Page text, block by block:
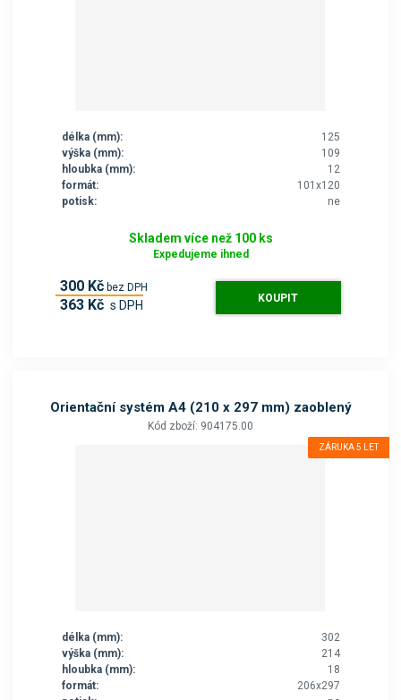
délka (mm):
125
výška (mm):
109
hloubka (mm):
12
formát:
101x120
potisk:
ne
Skladem více než 100 ks
Expedujeme ihned
300 Kč bez DPH
363 Kč s DPH KOUPIT
Orientační systém A4 (210 x 297 mm) zaoblený
Kód zboží: 904175.00
ZÁRUKA 5 LET
délka (mm):
302
výška (mm):
214
hloubka (mm):
18
formát:
206x297